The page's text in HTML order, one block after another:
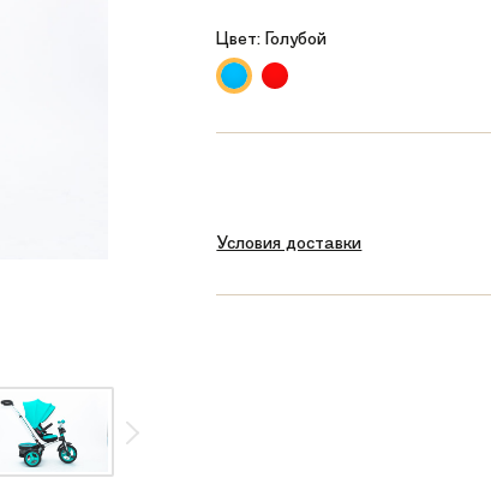
Цвет:Голубой
Условия доставки